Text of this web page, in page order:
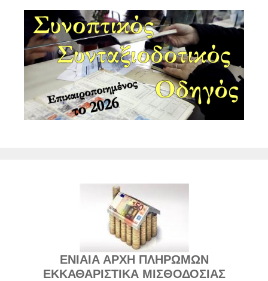
ΕΝΙΑΙΑ ΑΡΧΗ ΠΛΗΡΩΜΩΝ
ΕΚΚΑΘΑΡΙΣΤΙΚΑ ΜΙΣΘΟΔΟΣΙΑΣ